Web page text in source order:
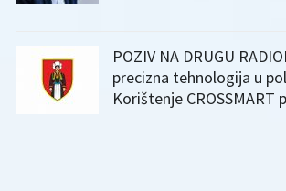
POZIV NA DRUGU
precizna tehnologija u
Korištenje